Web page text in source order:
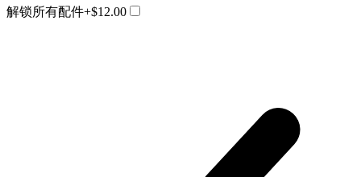
解锁所有配件+$12.00